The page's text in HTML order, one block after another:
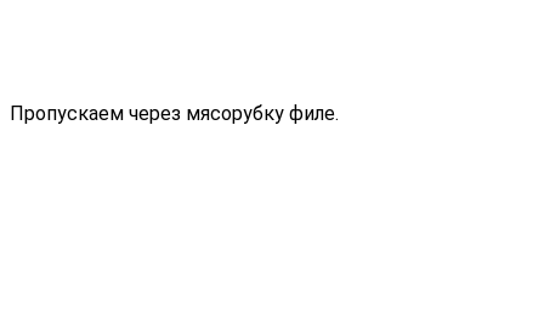
Пропускаем через мясорубку филе.